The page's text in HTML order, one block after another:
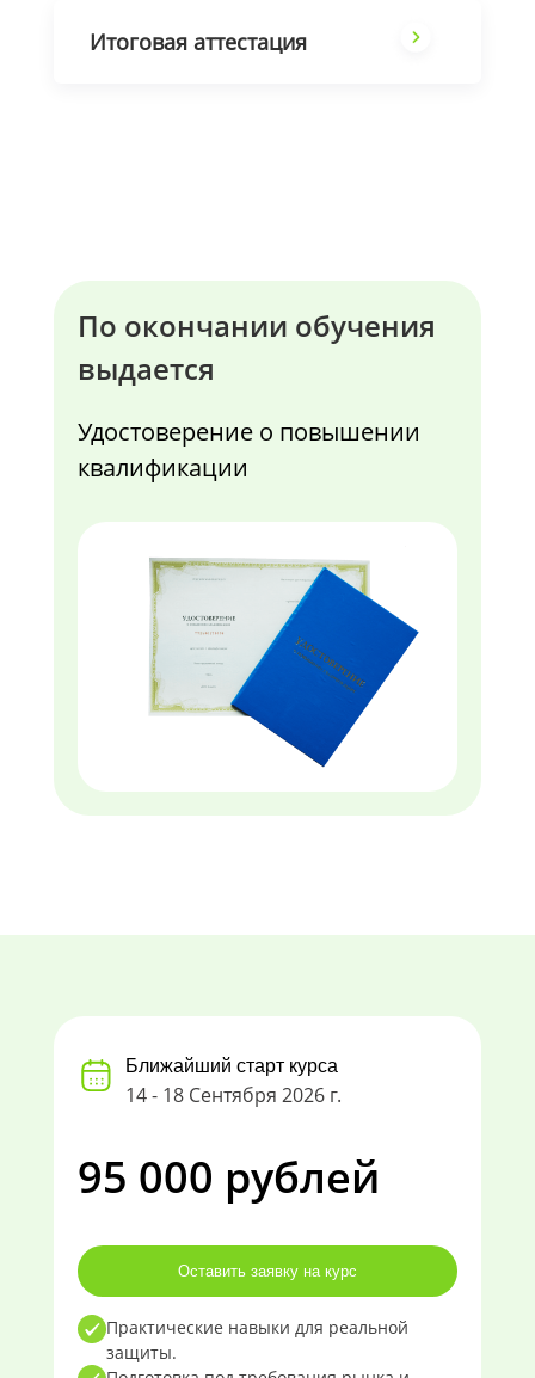
Итоговая аттестация
По окончании обучения
выдается
Удостоверение о повышении
квалификации
Ближайший старт курса
14 - 18 Сентября 2026 г.
95 000 рублей
Оставить заявку на курс
Практические навыки для реальной
защиты.